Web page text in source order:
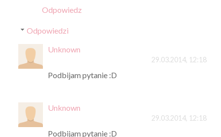
Odpowiedz
Odpowiedzi
Unknown
29.03.2014, 12:18
Podbijam pytanie :D
Unknown
29.03.2014, 12:18
Podbijam pytanie :D